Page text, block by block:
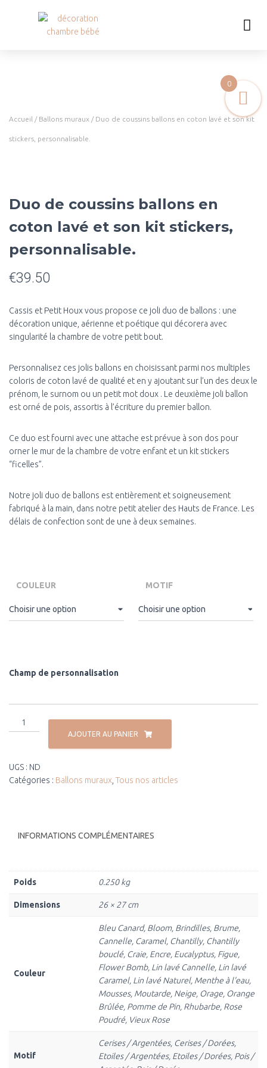
Accueil / Ballons muraux / Duo de coussins ballons en coton lavé et son kit
stickers, personnalisable.
Duo de coussins ballons en
coton lavé et son kit stickers,
personnalisable.
€39.50
Cassis et Petit Houx vous propose ce joli duo de ballons : une
décoration unique, aérienne et poétique qui décorera avec
singularité la chambre de votre petit bout.
Personnalisez ces jolis ballons en choisissant parmi nos multiples
coloris de coton lavé de qualité et en y ajoutant sur l’un des deux le
prénom, le surnom ou un petit mot doux . Le deuxième joli ballon
est orné de pois, assortis à l’écriture du premier ballon.
Ce duo est fourni avec une attache est prévue à son dos pour
orner le mur de la chambre de votre enfant et un kit stickers
“ficelles”.
Notre joli duo de ballons est entièrement et soigneusement
fabriqué à la main, dans notre petit atelier des Hauts de France. Les
délais de confection sont de une à deux semaines.
COULEUR MOTIF
Champ de personnalisation
AJOUTER AU PANIER
UGS : ND
Catégories : Ballons muraux Tous nos articles
INFORMATIONS COMPLÉMENTAIRES
Poids 0.250 kg
Dimensions 26 × 27 cm
Couleur
Bleu Canard, Bloom, Brindilles, Brume,
Cannelle, Caramel, Chantilly, Chantilly
bouclé, Craie, Encre, Eucalyptus, Figue,
Flower Bomb, Lin lavé Cannelle, Lin lavé
Caramel, Lin lavé Naturel, Menthe à l'eau,
Mousses, Moutarde, Neige, Orage, Orange
Brûlée, Pomme de Pin, Rhubarbe, Rose
Poudré, Vieux Rose
Motif
Cerises / Argentées, Cerises / Dorées,
Etoiles / Argentées, Etoiles / Dorées, Pois /
0